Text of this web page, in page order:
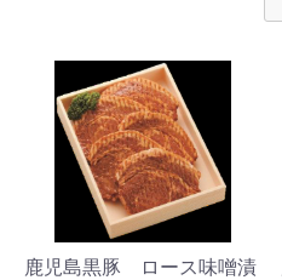
鹿児島黒豚 ロース味噌漬